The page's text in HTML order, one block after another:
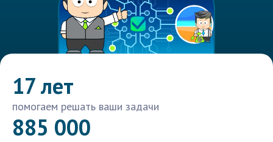
17 лет
помогаем решать ваши задачи
885 000